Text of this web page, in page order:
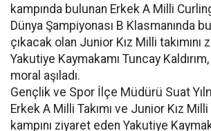
kampında bulunan Erkek A Milli
Dünya Şampiyonası B Klasmanında
çıkacak olan Junior Kız Milli takımını
Yakutiye Kaymakamı Tuncay Kaldırım,
moral aşıladı.
Gençlik ve Spor İlçe Müdürü Suat
Erkek A Milli Takımı ve Junior Kız Milli
kampını ziyaret eden Yakutiye